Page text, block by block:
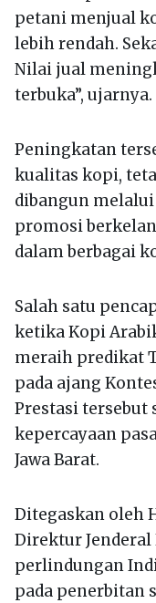
petani menjual
lebih rendah.
Nilai jual
terbuka”, ujarnya.
Peningkatan
kualitas kopi,
dibangun
promosi
dalam berbagai
Salah satu
ketika Kopi
meraih predikat
pada ajang
Prestasi
kepercayaan
Jawa Barat.
Ditegaskan oleh
Direktur
perlindungan
pada penerbitan